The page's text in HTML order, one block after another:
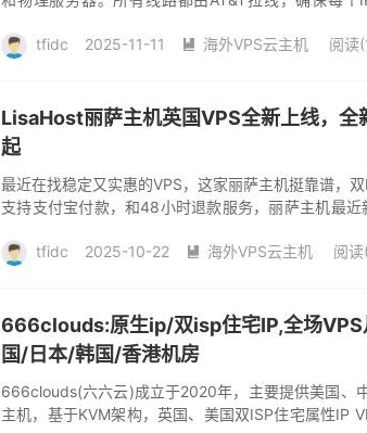
tfidc 2025-11-11  海外VPS云主机 阅读
LisaHost丽萨主机英国VPS全新上线，
起
最近在找稳定又实惠的VPS，这家丽萨主机挺靠谱，
支持支付宝付款，和48小时退款服务，丽萨主机最近
tfidc 2025-10-22  海外VPS云主机 阅
666clouds:原生ip/双isp住宅IP,全场
国/日本/韩国/香港机房
666clouds(六六云)成立于2020年，主要提供美国、
主机，基于KVM架构，英国、美国双ISP住宅属性IP